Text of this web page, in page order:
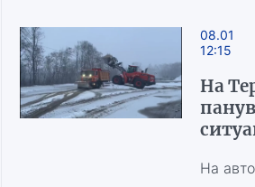
08.01
12:15
На
На